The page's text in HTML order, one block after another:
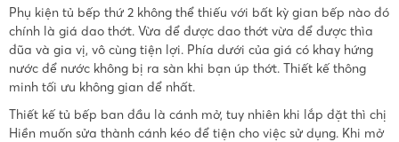
Phụ kiện tủ bếp thứ 2 không thể thiếu với bất kỳ gian bếp nào đó
chính là giá dao thớt. Vừa để được dao thớt vừa để được thìa
đũa và gia vị, vô cùng tiện lợi. Phía dưới của giá có khay hứng
nước để nước không bị ra sàn khi bạn úp thớt. Thiết kế thông
minh tối ưu không gian để nhất.
Thiết kế tủ bếp ban đầu là cánh mở, tuy nhiên khi lắp đặt thì chị
Hiền muốn sửa thành cánh kéo để tiện cho việc sử dụng. Khi mở